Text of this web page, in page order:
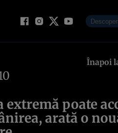
Înapoi
extremă poate
arată o